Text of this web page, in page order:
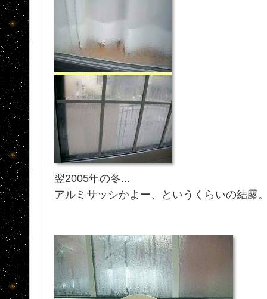
翌2005年の冬...
アルミサッシかよー、というくらいの結露